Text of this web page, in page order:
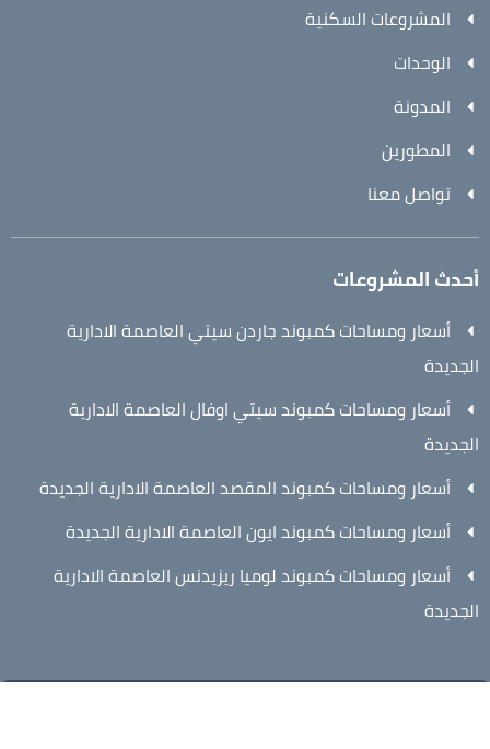
المشروعات السكنية
الوحدات
المدونة
المطورين
تواصل معنا
أحدث المشروعات
أسعار ومساحات كمبوند جاردن سيتي العاصمة الادارية
الجديدة
أسعار ومساحات كمبوند سيتي اوفال العاصمة الادارية
الجديدة
أسعار ومساحات كمبوند المقصد العاصمة الادارية الجديدة
أسعار ومساحات كمبوند ايون العاصمة الادارية الجديدة
أسعار ومساحات كمبوند لوميا ريزيدنس العاصمة الادارية
الجديدة